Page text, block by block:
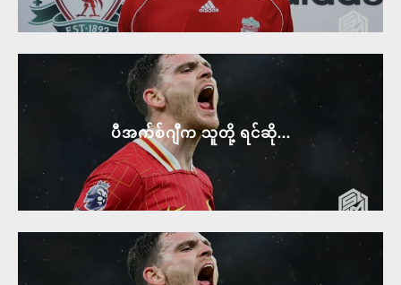
ပီအက်စ်ဂျီက သူတို့ ရင်ဆို...